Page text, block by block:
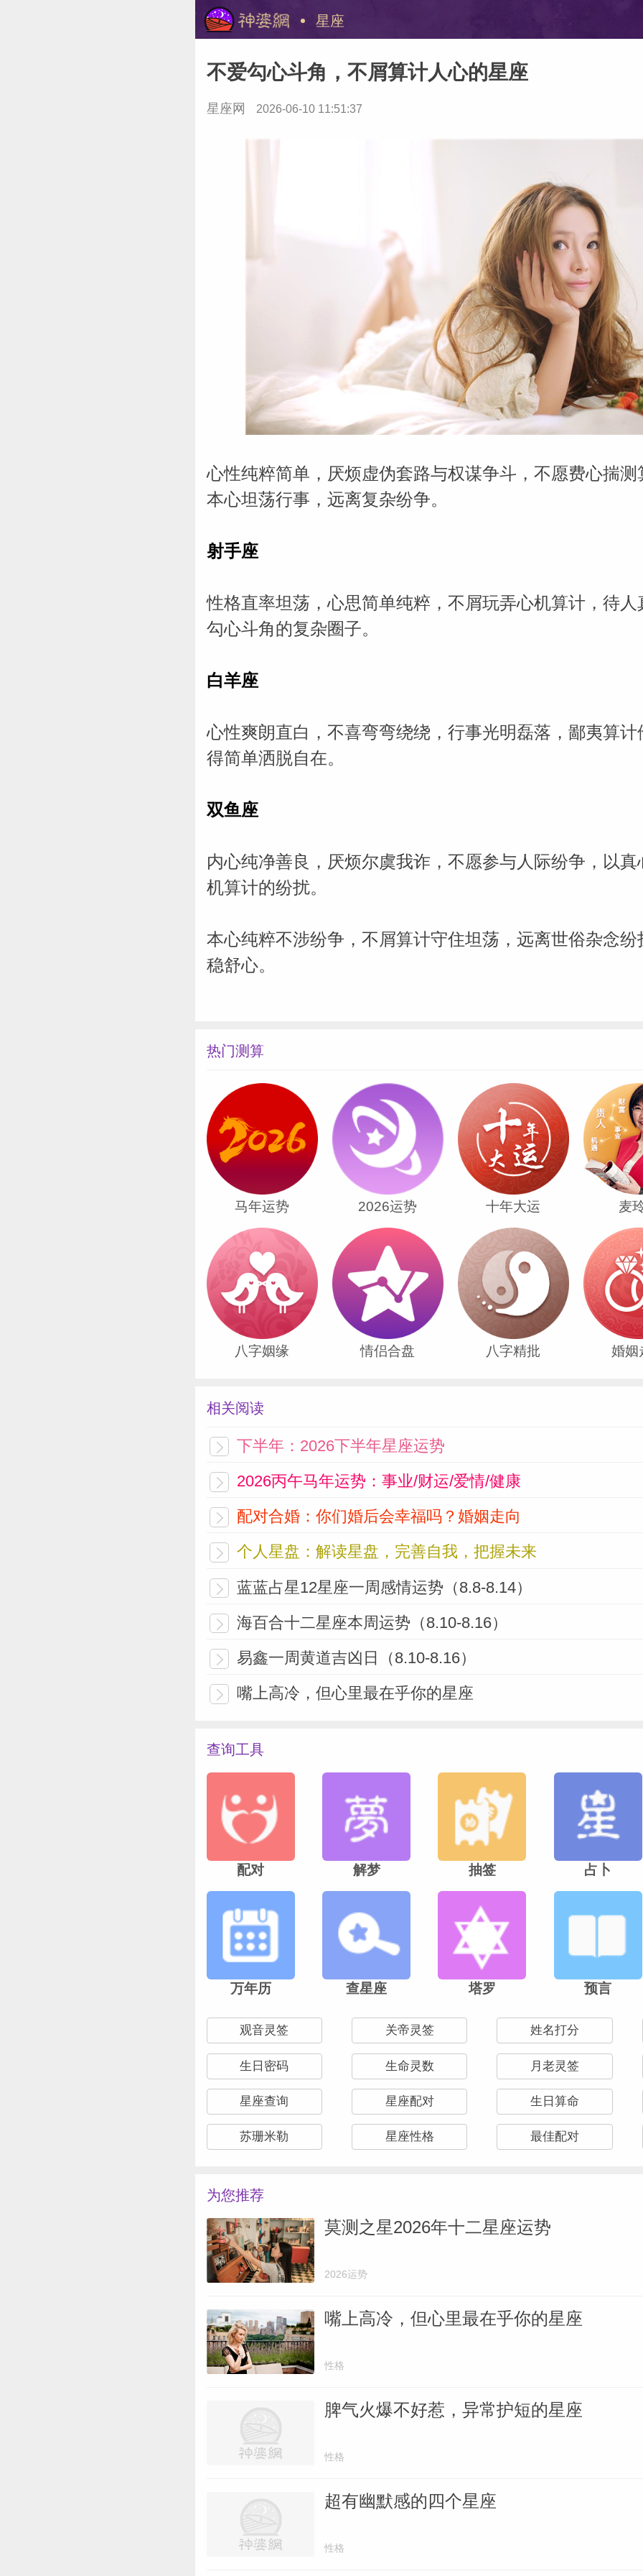
星座网
星座
不爱勾心斗角，不屑算计人心的星座
星座网 2026-06-10 11:51:37
心性纯粹简单，厌烦虚伪套路与权谋争斗，不愿费心揣
本心坦荡行事，远离复杂纷争。
射手座
性格直率坦荡，心思简单纯粹，不屑玩弄心机算计，待
勾心斗角的复杂圈子。
白羊座
心性爽朗直白，不喜弯弯绕绕，行事光明磊落，鄙夷算
得简单洒脱自在。
双鱼座
内心纯净善良，厌烦尔虞我诈，不愿参与人际纷争，以
机算计的纷扰。
本心纯粹不涉纷争，不屑算计守住坦荡，远离世俗杂念
稳舒心。
热门测算
马年运势 2026运势 十年大运 麦
八字姻缘 情侣合盘 八字精批 婚姻
相关阅读
下半年：2026下半年星座运势
2026丙午马年运势：事业/财运/爱情/健康
配对合婚：你们婚后会幸福吗？婚姻走向
个人星盘：解读星盘，完善自我，把握未来
蓝蓝占星12星座一周感情运势（8.8-8.14）
海百合十二星座本周运势（8.10-8.16）
易鑫一周黄道吉凶日（8.10-8.16）
嘴上高冷，但心里最在乎你的星座
查询工具
配对 解梦 抽签 占卜
万年历 查星座 塔罗 预言
观音灵签 关帝灵签 姓名打分
生日密码 生命灵数 月老灵签
星座查询 星座配对 生日算命
苏珊米勒 星座性格 最佳配对
为您推荐
莫测之星2026年十二星座运势
2026运势
嘴上高冷，但心里最在乎你的星座
性格
脾气火爆不好惹，异常护短的星座
性格
超有幽默感的四个星座
性格